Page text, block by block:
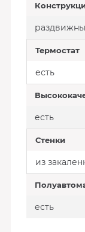
Термостат
есть
есть
Стенки
из
есть